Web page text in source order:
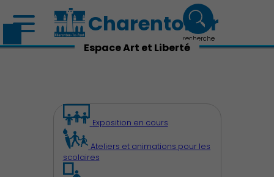
Charenton.fr
recherche
Espace Art et Liberté
Exposition en cours
Ateliers et animations pour les
scolaires